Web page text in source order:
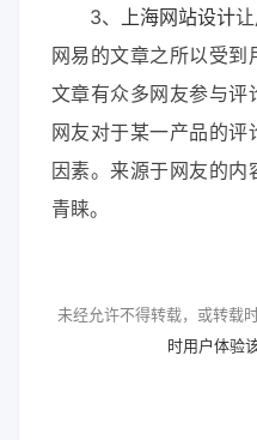
3、 上海网站设计
网易的文章之所以受
文章有众多网友参与评
网友对于某一产品的
因素。来源于网友的
青睐。
未经允许不得转载，或转载
时用户体验